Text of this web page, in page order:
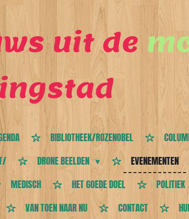
uit de
BIBLIOTHEEK/ROZENOBEL
DRONE BEELDEN EVENEMENTEN
MEDISCH HET GOEDE DOEL POLITIEK
VAN TOEN NAAR NU CONTACT